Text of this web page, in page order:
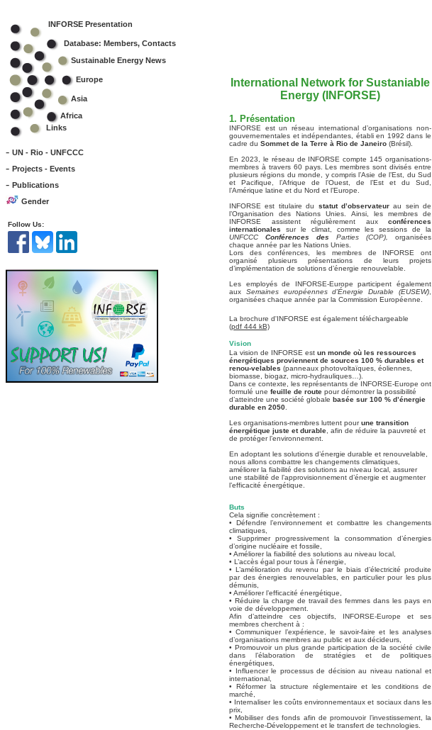
INFORSE Presentation
Database: Members, Contacts
Sustainable Energy News
Europe
Asia
Africa
Links
- UN - Rio - UNFCCC
- Projects - Events
- Publications
Gender
Follow Us:
International Network for Sustaniable
Energy (INFORSE)
1. Présentation
INFORSE est un réseau international d’organisations non-
gouvernementales et indépendantes, établi en 1992 dans le
cadre du Sommet de la Terre à Rio de Janeiro (Brésil).
En 2023, le réseau de INFORSE compte 145 organisations-
membres à travers 60 pays. Les membres sont divisés entre
plusieurs régions du monde, y compris l’Asie de l’Est, du Sud
et Pacifique, l’Afrique de l’Ouest, de l’Est et du Sud,
l’Amérique latine et du Nord et l’Europe.
INFORSE est titulaire du statut d’observateurau sein de
l’Organisation des Nations Unies. Ainsi, les membres de
INFORSE assistent régulièrement aux conférences
internationales sur le climat, comme les sessions de la
UNFCCC Conférences des Parties (COP),
organisées
chaque année par les Nations Unies.
Lors des conférences, les membres de INFORSE ont
organisé plusieurs présentations de leurs projets
d’implémentation de solutions d’énergie renouvelable.
Les employés de INFORSE-Europe participent également
aux Semaines européennes d’Énergie Durable (EUSEW)
organisées chaque année par la Commission Européenne.
La brochure d'INFORSE est également téléchargeable
(pdf 444 kB)
Vision
La vision de INFORSE est un monde où les ressources
énergétiques proviennent de sources 100 % durables et
renou-velables (panneaux photovoltaïques, éoliennes,
biomasse, biogaz, micro-hydrauliques…).
Dans ce contexte, les représentants de INFORSE-Europe ont
formulé une feuille de route pour démontrer la possibilité
d’atteindre une société globale basée sur 100 % d’énergie
durable en 2050
Les organisations-membres luttent pourune transition
énergétique juste et durable , afin de réduire la pauvreté et
de protéger l’environnement.
En adoptant les solutions d’énergie durable et renouvelable,
nous allons combattre les changements climatiques,
améliorer la fiabilité des solutions au niveau local, assurer
une stabilité de l’approvisionnement d’énergie et augmenter
l’efficacité énergétique.
Buts
Cela signifie concrètement :
• Défendre l’environnement et combattre les changements
climatiques,
• Supprimer progressivement la consommation d’énergies
d’origine nucléaire et fossile,
• Améliorer la fiabilité des solutions au niveau local,
• L’accès égal pour tous à l’énergie,
• L’amélioration du revenu par le biais d’électricité produite
par des énergies renouvelables, en particulier pour les plus
démunis,
• Améliorer l’efficacité énergétique,
• Réduire la charge de travail des femmes dans les pays en
voie de développement.
Afin d’atteindre ces objectifs, INFORSE-Europe et ses
membres cherchent à :
• Communiquer l’expérience, le savoir-faire et les analyses
d’organisations membres au public et aux décideurs,
• Promouvoir un plus grande participation de la société civile
dans l’élaboration de stratégies et de politiques
énergétiques,
• Influencer le processus de décision au niveau national et
international,
• Réformer la structure réglementaire et les conditions de
marché,
• Internaliser les coûts environnementaux et sociaux dans les
prix,
• Mobiliser des fonds afin de promouvoir l’investissement, la
Recherche-Développement et le transfert de technologies.